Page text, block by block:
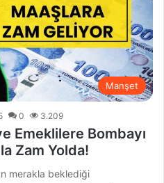
Manşet
0 3.209
Emeklilere Bombayı
Zam Yolda!
merakla beklediği